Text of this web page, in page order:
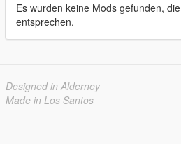
Es wurden keine Mods gefunden,
entsprechen.
Designed in Alderney
Made in Los Santos